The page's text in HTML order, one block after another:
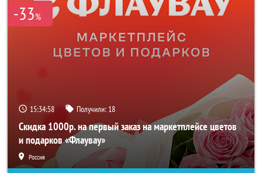
-33%
15:34:58 Получили: 18
Скидка 1000р. на первый заказ на маркетплейсе цветов
и подарков «Флаувау»
Россия